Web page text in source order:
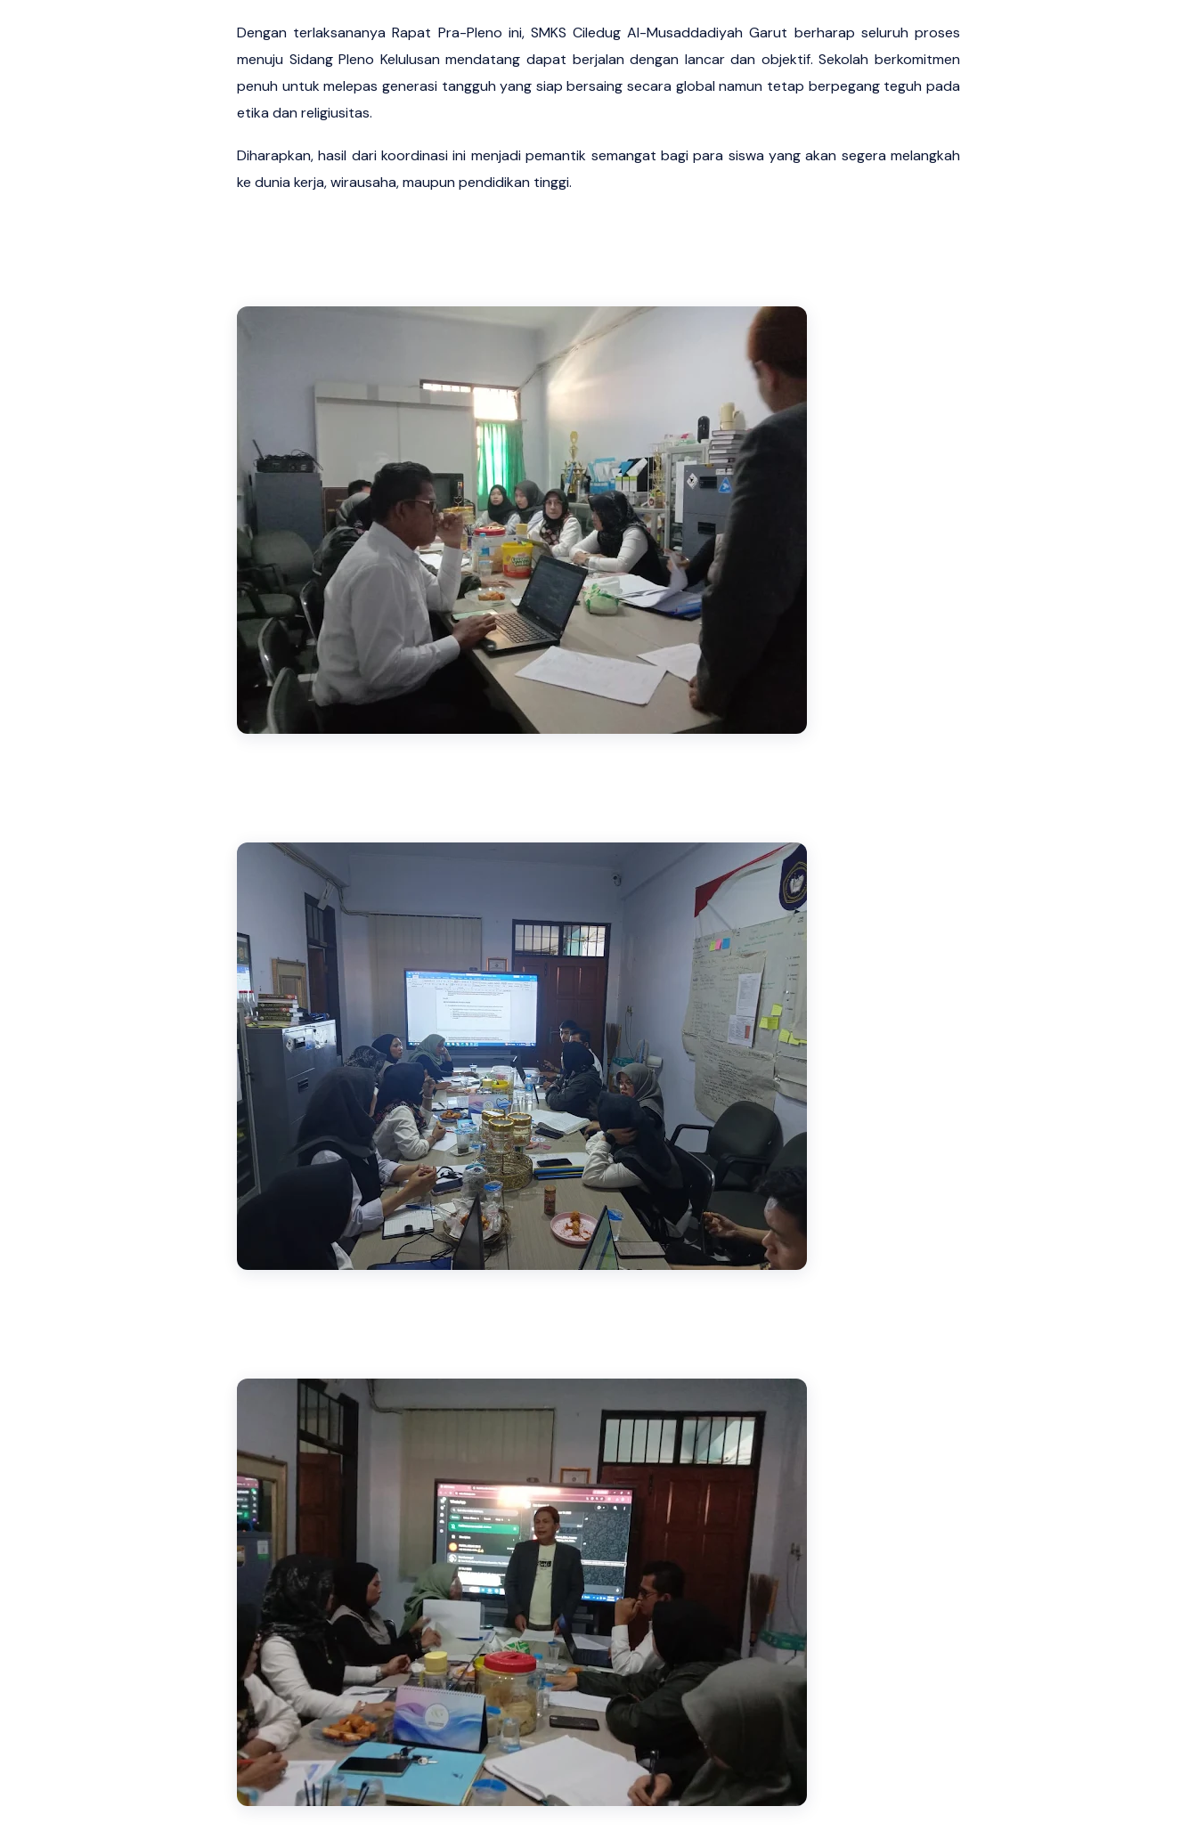
Dengan terlaksananya Rapat Pra-Pleno ini, SMKS Ciledug Al-Musaddadiyah Garut berharap seluruh proses
menuju Sidang Pleno Kelulusan mendatang dapat berjalan dengan lancar dan objektif. Sekolah berkomitmen
penuh untuk melepas generasi tangguh yang siap bersaing secara global namun tetap berpegang teguh pada
etika dan religiusitas.
Diharapkan, hasil dari koordinasi ini menjadi pemantik semangat bagi para siswa yang akan segera melangkah
ke dunia kerja, wirausaha, maupun pendidikan tinggi.